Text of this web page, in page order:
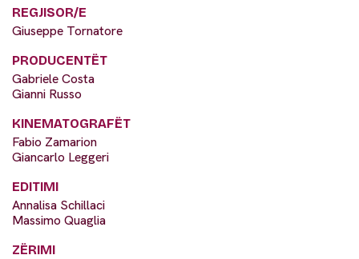
REGJISOR/E
Giuseppe Tornatore
PRODUCENTËT
Gabriele Costa
Gianni Russo
KINEMATOGRAFËT
Fabio Zamarion
Giancarlo Leggeri
EDITIMI
Annalisa Schillaci
Massimo Quaglia
ZËRIMI